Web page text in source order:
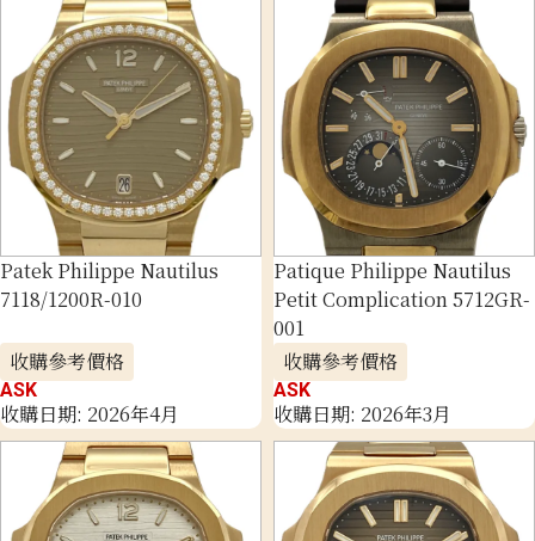
Patek Philippe Nautilus
7118/1200R-010
收購參考價格
ASK
收購日期: 2026年4月
Patique Philippe Nautilus
Petit Complication 5712GR-
001
收購參考價格
ASK
收購日期: 2026年3月